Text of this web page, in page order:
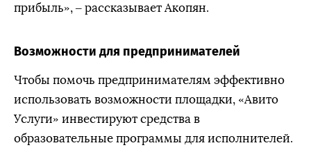
прибыль», – рассказывает Акопян.
Возможности для предпринимателей
Чтобы помочь предпринимателям эффективно
использовать возможности площадки, «Авито
Услуги» инвестируют средства в
образовательные программы для исполнителей.